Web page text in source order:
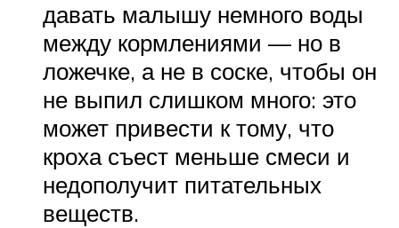
давать малышу немного воды
между кормлениями — но в
ложечке, а не в соске, чтобы он
не выпил слишком много: это
может привести к тому, что
кроха съест меньше смеси и
недополучит питательных
веществ.